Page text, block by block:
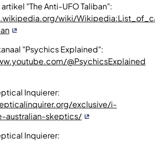
"The Anti-UFO Taliban":
wiki/
"Psychics Explained":
@PsychicsExplained
Inquierer:
exclusive/i-
australian-skeptics/
Inquierer: